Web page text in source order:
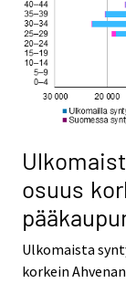
osuus
Ulkomaista
korkein